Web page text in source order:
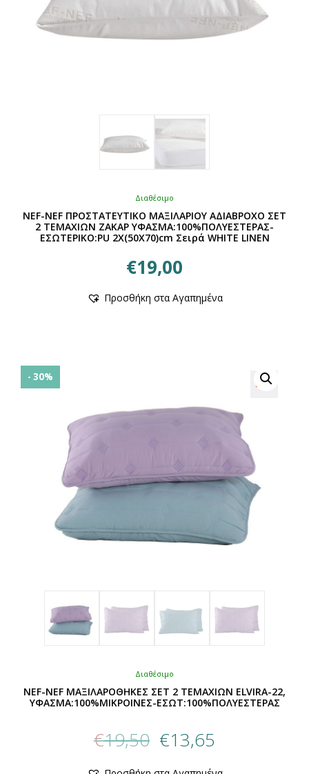
Διαθέσιμο
NEF-NEF ΠΡΟΣΤΑΤΕΥΤΙΚΟ ΜΑΞΙΛΑΡΙΟΥ ΑΔΙΑΒΡΟΧΟ ΣΕΤ
2 ΤΕΜΑΧΙΩΝ ΖΑΚΑΡ ΥΦΑΣΜΑ:100%ΠΟΛΥΕΣΤΕΡΑΣ-
ΕΣΩΤΕΡΙΚΟ:PU 2X(50X70)cm Σειρά WHITE LINEN
€19,00
Προσθήκη στα Αγαπημένα
- 30%
Διαθέσιμο
NEF-NEF ΜΑΞΙΛΑΡΟΘΗΚΕΣ ΣΕΤ 2 ΤΕΜΑΧΙΩΝ ELVIRA-22,
ΥΦΑΣΜΑ:100%ΜIΚΡΟΙΝΕΣ-ΕΣΩΤ:100%ΠΟΛΥΕΣΤΕΡΑΣ
€19,50
price
€13,65